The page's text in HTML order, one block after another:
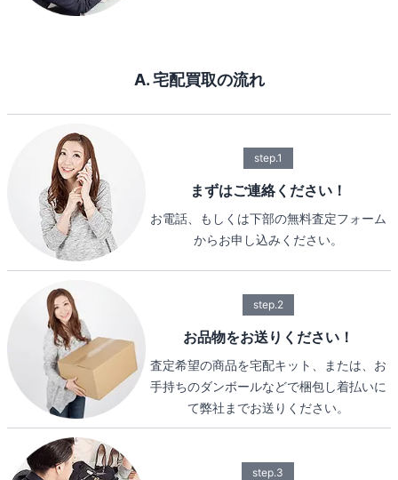
A. 宅配買取の流れ
step.1
まずはご連絡ください！
お電話、もしくは下部の無料査定フォーム
からお申し込みください。
step.2
お品物をお送りください！
査定希望の商品を宅配キット、または、お
手持ちのダンボールなどで梱包し着払いに
て弊社までお送りください。
step.3